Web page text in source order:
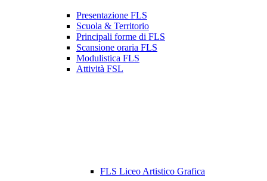
Presentazione FLS
Scuola & Territorio
Principali forme di FLS
Scansione oraria FLS
Modulistica FLS
Attività FSL
FLS Liceo Artistico Grafica